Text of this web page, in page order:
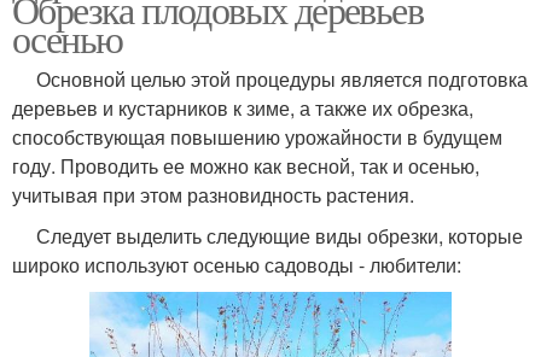
осенью
Основной целью этой процедуры является подготовка
деревьев и кустарников к зиме, а также их обрезка,
способствующая повышению урожайности в будущем
году. Проводить ее можно как весной, так и осенью,
учитывая при этом разновидность растения.
Следует выделить следующие виды обрезки, которые
широко используют осенью садоводы - любители: